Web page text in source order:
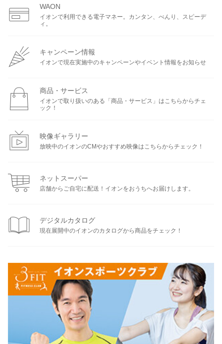
WAON
イオンで利用できる電子マネー。カンタン、べんり、スピーデ
ィ。
キャンペーン情報
イオンで現在実施中のキャンペーンやイベント情報をお知らせ
商品・サービス
イオンで取り扱いのある「商品・サービス」はこちらからチェ
ック！
映像ギャラリー
放映中のイオンのCMやおすすめ映像はこちらからチェック！
ネットスーパー
店舗からご自宅に配送！イオンをおうちへお届けします。
デジタルカタログ
現在展開中のイオンのカタログから商品をチェック！